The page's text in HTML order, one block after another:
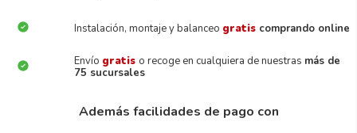
Instalación, montaje y balanceo gratis comprando online
Envío gratis o recoge en cualquiera de nuestras más de
75 sucursales
Además facilidades de pago con